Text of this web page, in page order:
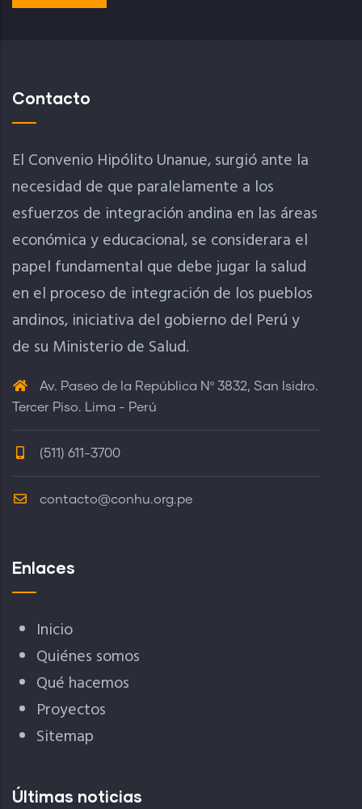
Contacto
El Convenio Hipólito Unanue, surgió ante la
necesidad de que paralelamente a los
esfuerzos de integración andina en las áreas
económica y educacional, se considerara el
papel fundamental que debe jugar la salud
en el proceso de integración de los pueblos
andinos, iniciativa del gobierno del Perú y
de su Ministerio de Salud.
Av. Paseo de la República Nº 3832, San Isidro.
Tercer Piso. Lima - Perú
(511) 611-3700
contacto@conhu.org.pe
Enlaces
Inicio
Quiénes somos
Qué hacemos
Proyectos
Sitemap
Últimas noticias